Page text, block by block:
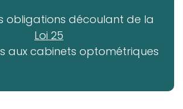
obligations découlant de la
Loi 25
aux cabinets optométriques